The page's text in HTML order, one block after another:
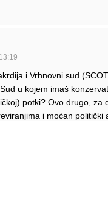
i Vrhnovni sud
u kojem imaš
potki? Ovo drugo, za
i moćan